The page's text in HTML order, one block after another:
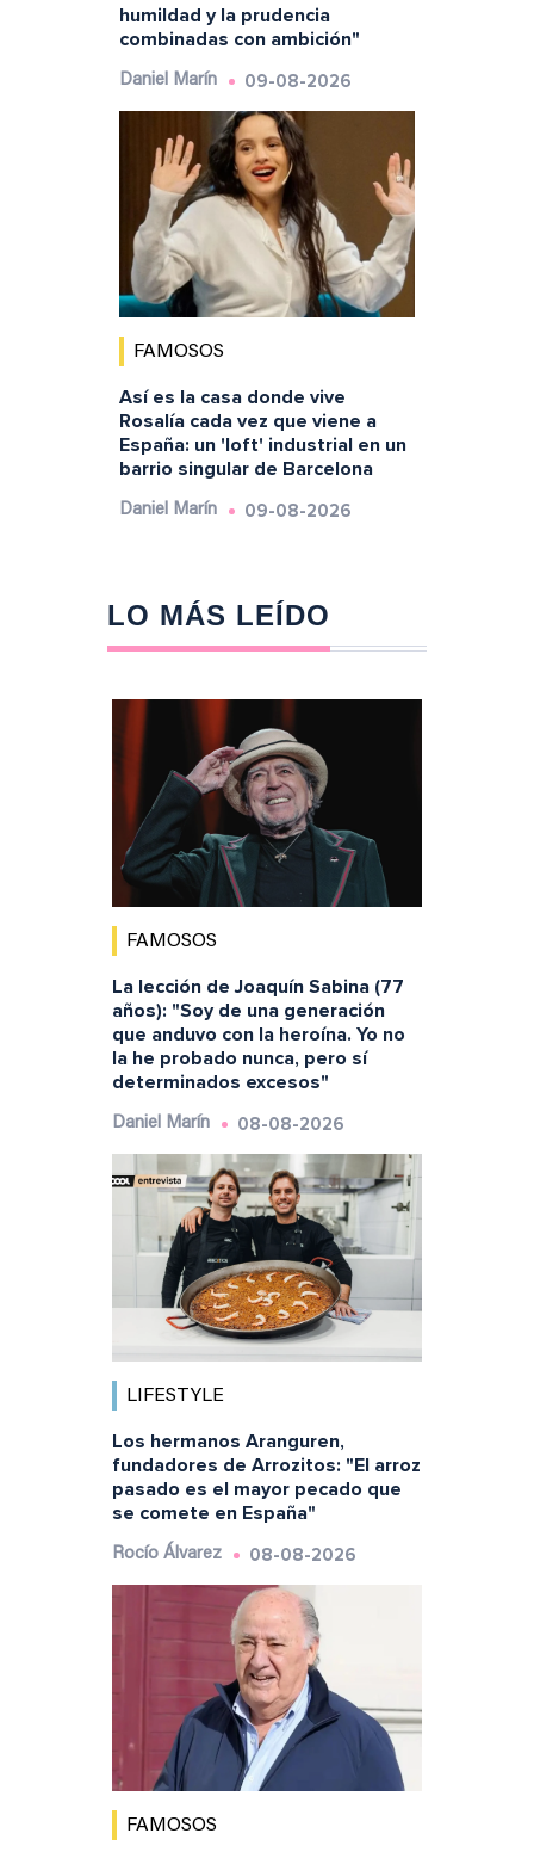
humildad y la prudencia
combinadas con ambición"
Daniel Marín 09-08-2026
FAMOSOS
Así es la casa donde vive
Rosalía cada vez que viene a
España: un 'loft' industrial en un
barrio singular de Barcelona
Daniel Marín 09-08-2026
LO MÁS LEÍDO
FAMOSOS
La lección de Joaquín Sabina (77
años): "Soy de una generación
que anduvo con la heroína. Yo no
la he probado nunca, pero sí
determinados excesos"
Daniel Marín 08-08-2026
LIFESTYLE
Los hermanos Aranguren,
fundadores de Arrozitos: "El arroz
pasado es el mayor pecado que
se comete en España"
Rocío Álvarez 08-08-2026
FAMOSOS